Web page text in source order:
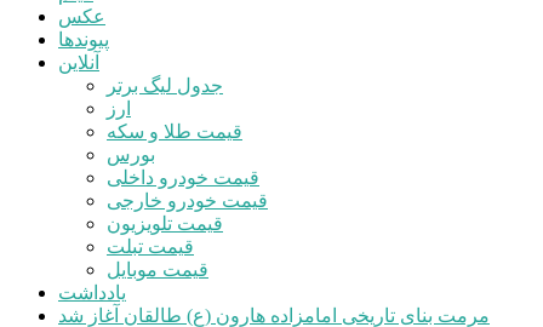
عکس
پیوندها
آنلاین
جدول لیگ برتر
ارز
قیمت طلا و سکه
بورس
قیمت خودرو داخلی
قیمت خودرو خارجی
قیمت تلویزیون
قیمت تبلت
قیمت موبایل
یادداشت
مرمت بنای تاریخی امامزاده هارون (ع) طالقان آغاز شد